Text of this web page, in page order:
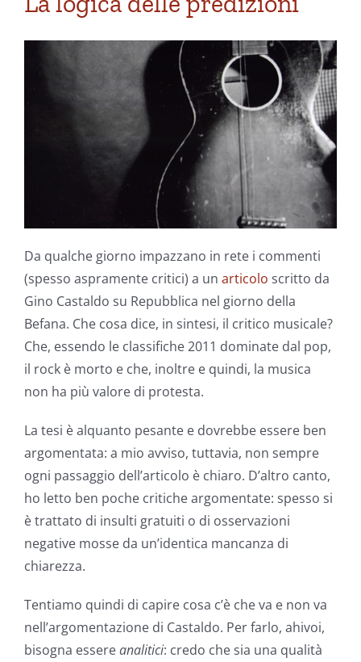
Da qualche giorno impazzano in rete i commenti
(spesso aspramente critici) a un articolo scritto da
Gino Castaldo su Repubblica nel giorno della
Befana. Che cosa dice, in sintesi, il critico musicale?
Che, essendo le classifiche 2011 dominate dal pop,
il rock è morto e che, inoltre e quindi, la musica
non ha più valore di protesta.
La tesi è alquanto pesante e dovrebbe essere ben
argomentata: a mio avviso, tuttavia, non sempre
ogni passaggio dell’articolo è chiaro. D’altro canto,
ho letto ben poche critiche argomentate: spesso si
è trattato di insulti gratuiti o di osservazioni
negative mosse da un’identica mancanza di
chiarezza.
Tentiamo quindi di capire cosa c’è che va e non va
nell’argomentazione di Castaldo. Per farlo, ahivoi,
bisogna essereanalitici: credo che sia una qualità